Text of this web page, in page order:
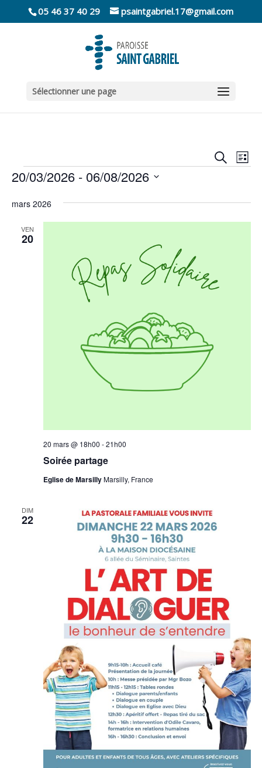
05 46 37 40 29 psaintgabriel.17@gmail.com
Sélectionner une page
et
de
vues
Recherche
de
Liste
Évènements
20/03/2026 - 06/08/2026
une
mars 2026
VEN
20
Soirée partage
20 mars @ 18h00 -21h00
Eglise de MarsillyMarsilly, France
DIM
22